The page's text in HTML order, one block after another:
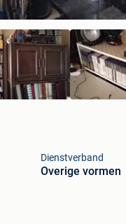
Dienstverband
Overige vormen